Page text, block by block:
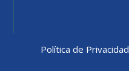
Política de Privacidad